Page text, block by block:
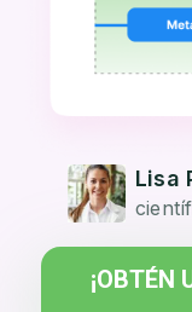
Lisa
¡OBTÉN